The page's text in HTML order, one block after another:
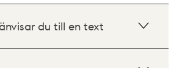
du till en text